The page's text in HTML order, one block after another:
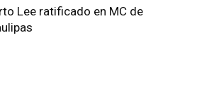
Lee ratificado en MC de